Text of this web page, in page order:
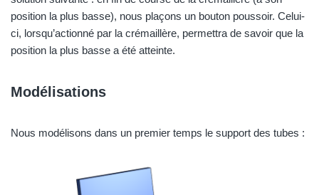
position la plus basse), nous plaçons un bouton poussoir. Celui-
ci, lorsqu’actionné par la crémaillère, permettra de savoir que la
position la plus basse a été atteinte.
Modélisations
Nous modélisons dans un premier temps le support des tubes :